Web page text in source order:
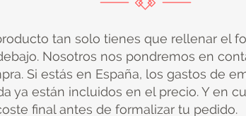
tan solo tienes que rellenar el
Nosotros nos pondremos en
Si estás en España, los gastos de
ya están incluidos en el precio. Y en
final antes de formalizar tu pedido.